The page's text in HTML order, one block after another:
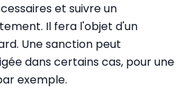
et suivre un
Il fera l'objet d'un
Une sanction peut
dans certains cas, pour une
exemple.